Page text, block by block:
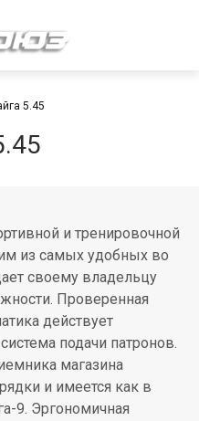
5.45
и тренировочной
из самых удобных во
своему владельцу
Проверенная
действует
подачи патронов.
магазина
и имеется как в
9. Эргономичная